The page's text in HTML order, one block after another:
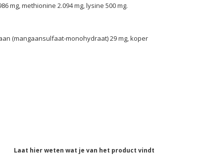
mg, methionine 2.094 mg, lysine 500 mg.
(mangaansulfaat-monohydraat) 29 mg, koper
Laat hier weten wat je van het product vindt